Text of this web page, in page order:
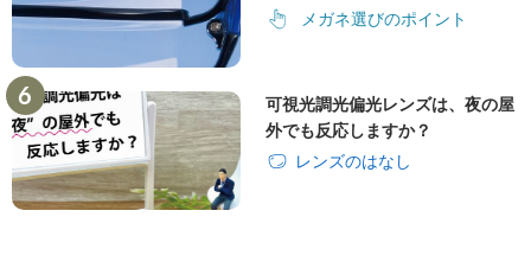
メガネ選びのポイント
可視光調光偏光レンズは、夜の屋
外でも反応しますか？
レンズのはなし